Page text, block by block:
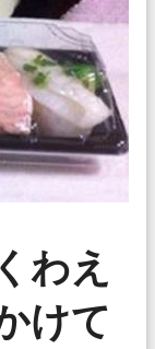
わえ
けて